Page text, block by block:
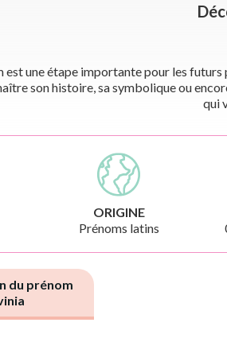
est une étape importante pour les
son histoire, sa symbolique ou
qui
ORIGINE
Prénoms latins
du prénom